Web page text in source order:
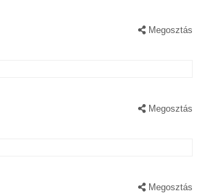
Megosztás
Megosztás
Megosztás